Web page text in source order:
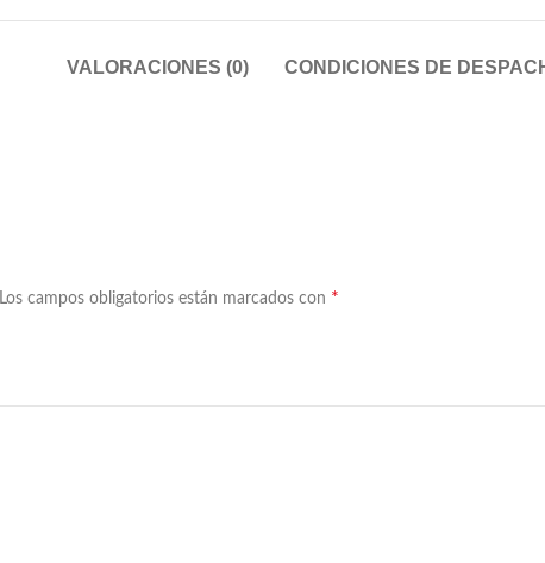
VALORACIONES (0) CONDICIONES DE
Los campos obligatorios están marcados con *